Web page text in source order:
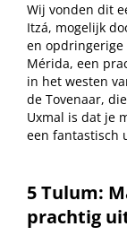
Wij vonden dit
Itzá, mogelijk
en opdringerige
Mérida, een
in het westen
de Tovenaar,
Uxmal is dat je
een fantastisch
5 Tulum:
prachtig